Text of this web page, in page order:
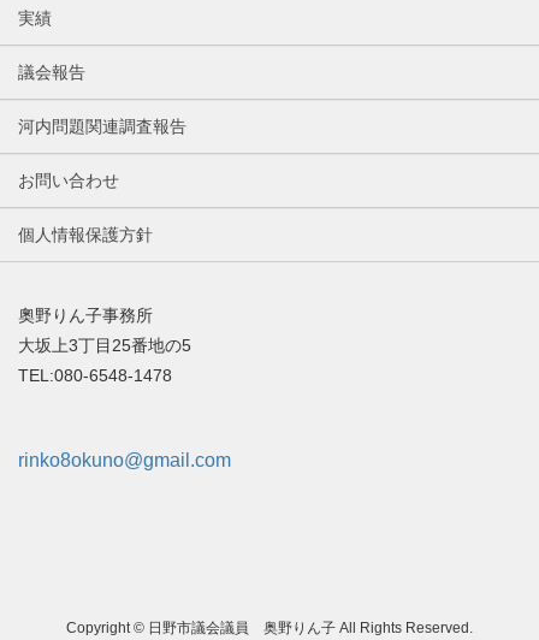
実績
議会報告
河内問題関連調査報告
お問い合わせ
個人情報保護方針
奧野りん子事務所
大坂上3丁目25番地の5
TEL:080-6548-1478
rinko8okuno@gmail.com
Copyright © 日野市議会議員 奥野りん子 All Rights Reserved.